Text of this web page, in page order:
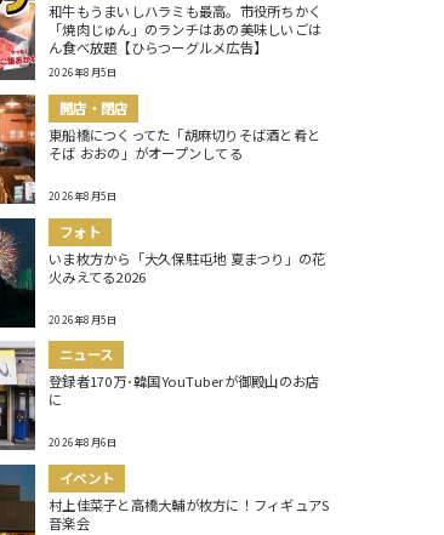
和牛もうまいしハラミも最高。市役所ちかく
「焼肉じゅん」のランチはあの美味しいごは
ん食べ放題【ひらつーグルメ広告】
2026年8月5日
開店・閉店
東船橋につくってた「胡麻切りそば酒と肴と
そば おおの」がオープンしてる
2026年8月5日
フォト
いま枚方から「大久保駐屯地 夏まつり」の花
火みえてる2026
2026年8月5日
ニュース
登録者170万･韓国YouTuberが御殿山のお店
に
2026年8月6日
イベント
村上佳菜子と高橋大輔が枚方に！フィギュアS
音楽会